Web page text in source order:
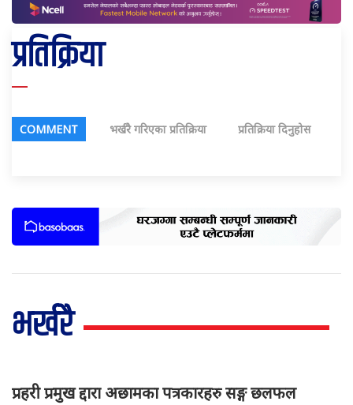
प्रतिक्रिया
COMMENT भर्खरै गरिएका प्रतिक्रिया प्रतिक्रिया दिनुहोस
भर्खरै
प्रहरी प्रमुख द्दारा अछामका पत्रकारहरु सङ्ग छलफल